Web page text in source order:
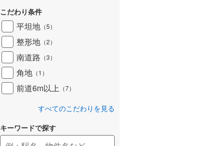
こだわり条件
平坦地 （5）
整形地 （2）
南道路 （3）
角地 （1 ）
前道6m以上 （7）
すべてのこだわりを見る
キーワードで探す